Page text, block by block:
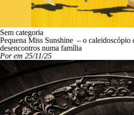
Sem categoria
Pequena Miss Sunshine – o caleidoscópio
desencontros numa família
Por em 25/11/25